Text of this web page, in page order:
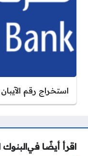
استخراج رقم
اقرأ أيضًا في